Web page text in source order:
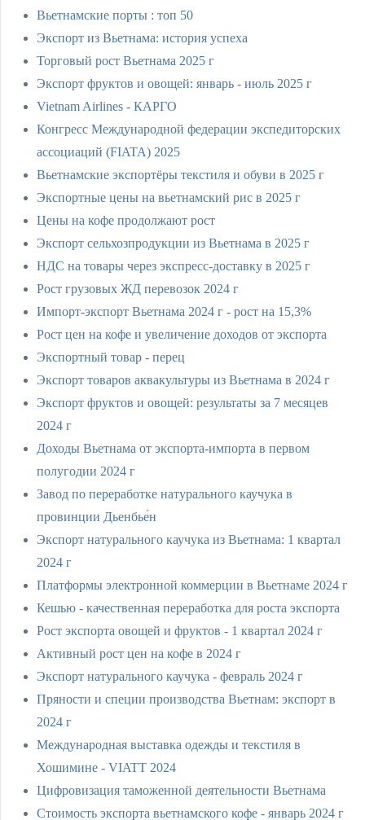
Вьетнамские порты : топ 50
Экспорт из Вьетнама: история успеха
Торговый рост Вьетнама 2025 г
Экспорт фруктов и овощей: январь - июль 2025 г
Vietnam Airlines - КАРГО
Конгресс Международной федерации экспедиторских
ассоциаций (FIATA) 2025
Вьетнамские экспортёры текстиля и обуви в 2025 г
Экспортные цены на вьетнамский рис в 2025 г
Цены на кофе продолжают рост
Экспорт сельхозпродукции из Вьетнама в 2025 г
НДС на товары через экспресс-доставку в 2025 г
Рост грузовых ЖД перевозок 2024 г
Импорт-экспорт Вьетнама 2024 г - рост на 15,3%
Рост цен на кофе и увеличение доходов от экспорта
Экспортный товар - перец
Экспорт товаров аквакультуры из Вьетнама в 2024 г
Экспорт фруктов и овощей: результаты за 7 месяцев
2024 г
Доходы Вьетнама от экспорта-импорта в первом
полугодии 2024 г
Завод по переработке натурального каучука в
провинции Дьенбье́н
Экспорт натурального каучука из Вьетнама: 1 квартал
2024 г
Платформы электронной коммерции в Вьетнаме 2024 г
Кешью - качественная переработка для роста экспорта
Рост экспорта овощей и фруктов - 1 квартал 2024 г
Активный рост цен на кофе в 2024 г
Экспорт натурального каучука - февраль 2024 г
Пряности и специи производства Вьетнам: экспорт в
2024 г
Международная выставка одежды и текстиля в
Хошимине - VIATT 2024
Цифровизация таможенной деятельности Вьетнама
Стоимость экспорта вьетнамского кофе - январь 2024 г